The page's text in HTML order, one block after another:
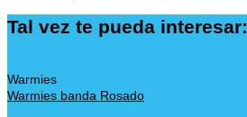
Tal vez te pueda interesar:
Warmies
Warmies banda Rosado